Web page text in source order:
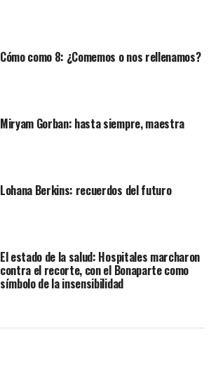
Cómo como 8: ¿Comemos o nos rellenamos?
Miryam Gorban: hasta siempre, maestra
Lohana Berkins: recuerdos del futuro
El estado de la salud: Hospitales marcharon
contra el recorte, con el Bonaparte como
símbolo de la insensibilidad